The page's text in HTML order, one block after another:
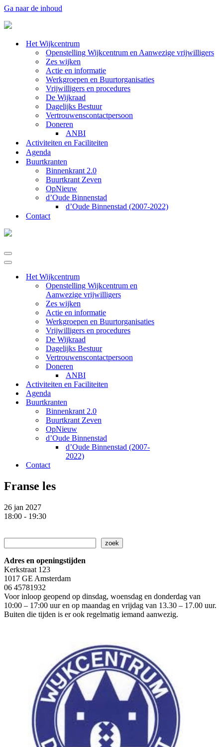
Ga naar de inhoud
Het Wijkcentrum
Openstelling Wijkcentrum en Aanwezige vrijwilligers
Zes wijken
Actie en informatie
Werkgroepen en Buurtorganisaties
Vrijwilligers en procedures
De Wijkraad
Dagelijks Bestuur
Vertrouwenscontactpersoon
Doneren
ANBI
Activiteiten en Faciliteiten
Agenda
Buurtkranten
Binnenkrant 2.0
Buurtkrant Zeven
OpNieuw
d’Oude Binnenstad
d’Oude Binnenstad (2007-2022)
Contact
Navigatie
Menu
Navigatie
Het Wijkcentrum
Openstelling Wijkcentrum en
Aanwezige vrijwilligers
Zes wijken
Actie en informatie
Werkgroepen en Buurtorganisaties
Vrijwilligers en procedures
De Wijkraad
Dagelijks Bestuur
Vertrouwenscontactpersoon
Doneren
ANBI
Activiteiten en Faciliteiten
Agenda
Buurtkranten
Binnenkrant 2.0
Buurtkrant Zeven
OpNieuw
d’Oude Binnenstad
d’Oude Binnenstad (2007-
2022)
Contact
Franse les
26 jan 2027
18:00 - 19:30
zoek
Adres en openingstijden
Kerkstraat 123
1017 GE Amsterdam
06 45781932
Voor inloop geopend op dinsdag, woensdag en donderdag van
10:00 – 17:00 uur en op maandag en vrijdag van 13.30 – 17.00 uur.
Buiten die tijden is er ook regelmatig iemand aanwezig.